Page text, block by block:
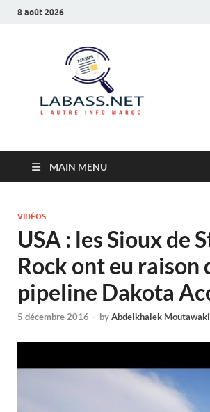
8 août 2026
MAIN MENU
VIDÉOS
USA : les Sioux de
Rock ont eu raison
pipeline Dakota
5 décembre 2016 - byAbdelkhalek